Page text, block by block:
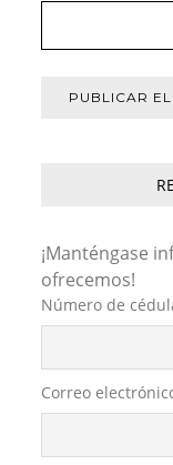
¡Manténgase
ofrecemos!
Número de
Correo